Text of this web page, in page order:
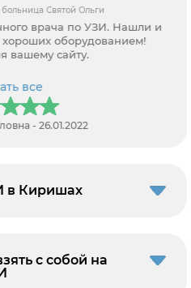
Святой Ольги
врача по УЗИ. Нашли и
оборудованием!
вашему сайту.
все
- 26.01.2022
в Киришах
с собой на